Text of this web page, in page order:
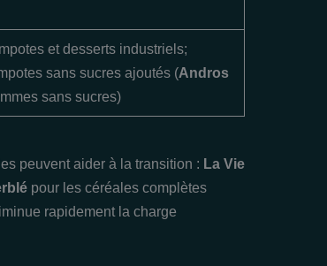
et desserts industriels;
sans sucres ajoutés (Andros
sans sucres)
peuvent aider à la transition : La Vie
pour les céréales complètes
rapidement la charge